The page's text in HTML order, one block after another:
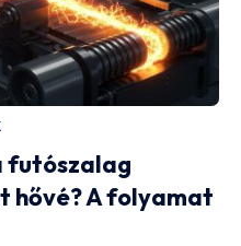
futószalag
hővé? A folyamat